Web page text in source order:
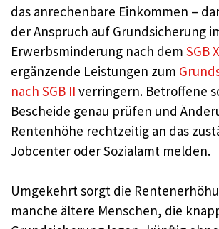
das anrechenbare Einkommen –
der Anspruch auf Grundsicherung
Erwerbsminderung nach dem SGB
ergänzende Leistungen zum
nach SGB II verringern. Betroffene
Bescheide genau prüfen und
Rentenhöhe rechtzeitig an das
Jobcenter oder Sozialamt melden.
Umgekehrt sorgt die
manche ältere Menschen, die